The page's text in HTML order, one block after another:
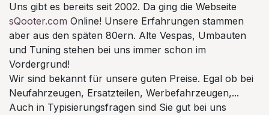
Uns gibt es bereits seit 2002. Da ging die Webseite
sQooter.com Online! Unsere Erfahrungen stammen
aber aus den späten 80ern. Alte Vespas, Umbauten
und Tuning stehen bei uns immer schon im
Vordergrund!
Wir sind bekannt für unsere guten Preise. Egal ob bei
Neufahrzeugen, Ersatzteilen, Werbefahrzeugen,...
Auch in Typisierungsfragen sind Sie gut bei uns